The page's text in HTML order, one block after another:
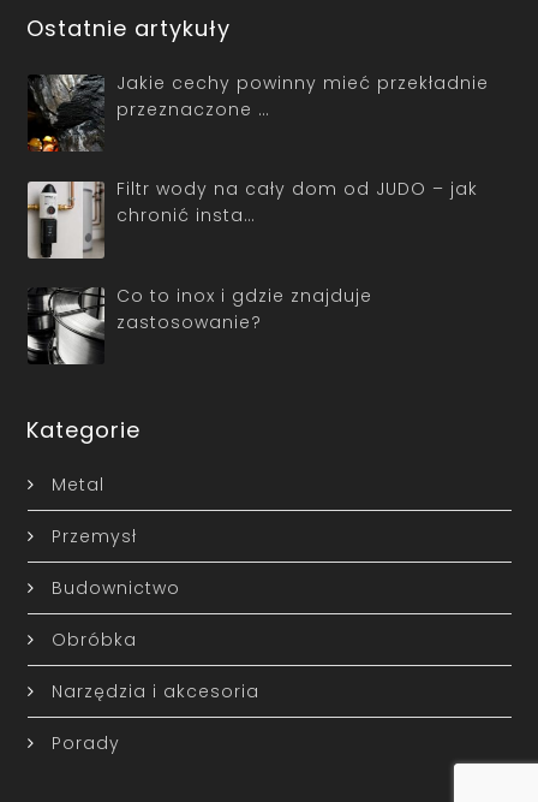
Ostatnie artykuły
Jakie cechy powinny mieć przekładnie
przeznaczone …
Filtr wody na cały dom od JUDO – jak
chronić insta…
Co to inox i gdzie znajduje
zastosowanie?
Kategorie
Metal
Przemysł
Budownictwo
Obróbka
Narzędzia i akcesoria
Porady